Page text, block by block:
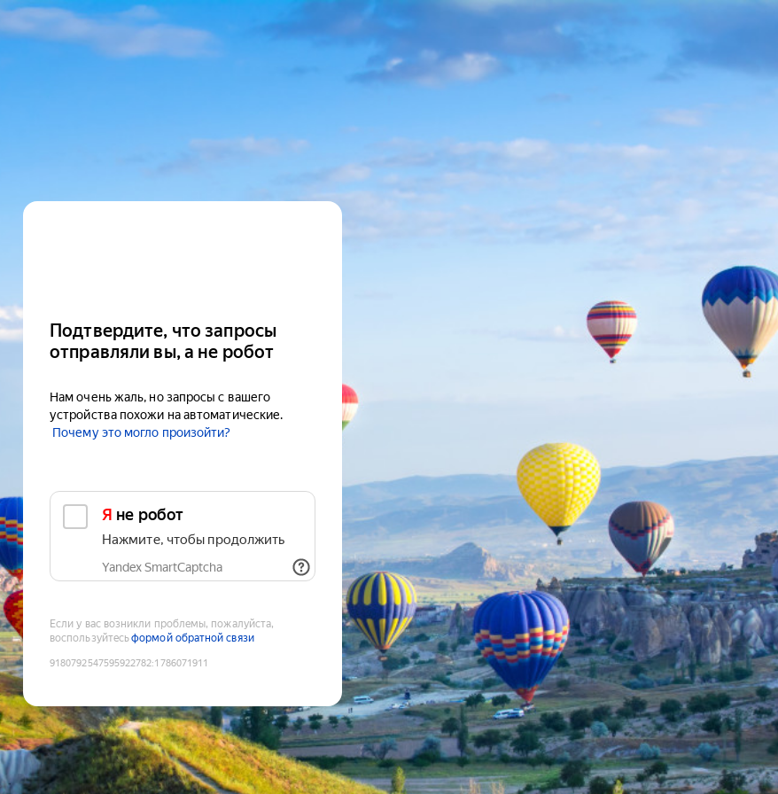
Подтвердите, что запросы
отправляли вы, а не робот
Нам очень жаль, но запросы с вашего
устройства похожи на автоматические.
Почему это могло произойти?
Я не робот
Нажмите, чтобы продолжить
Yandex SmartCaptcha
Если у вас возникли проблемы, пожалуйста,
воспользуйтесьформой обратной связи
9180792547595922782:1786071911